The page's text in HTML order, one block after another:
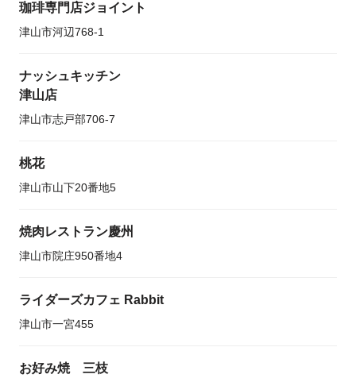
珈琲専門店ジョイント
津山市河辺768-1
ナッシュキッチン
津山店
津山市志戸部706-7
桃花
津山市山下20番地5
焼肉レストラン慶州
津山市院庄950番地4
ライダーズカフェ Rabbit
津山市一宮455
お好み焼 三枝